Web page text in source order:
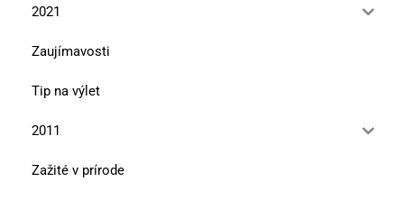
2021
Zaujímavosti
Tip na výlet
2011
Zažité v prírode